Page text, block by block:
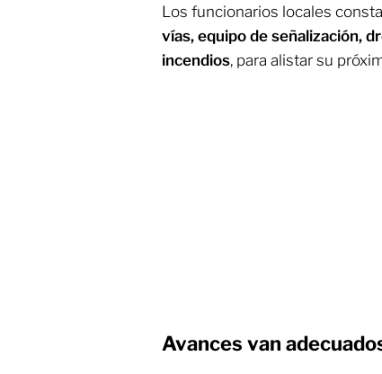
Los funcionarios locales
vías, equipo de señalización,
incendios, para alistar su
Avances van